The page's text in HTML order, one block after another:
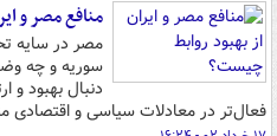
منافع مصر و
مصر در سایه
سوریه و چه
دنبال بهبود و
فعال‌تر در معادلات سیاسی و اقتصادی